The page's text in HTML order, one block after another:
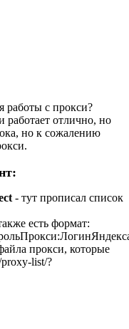
работы с прокси?
работает отлично, но
но к сожалению
- тут прописал список
есть формат:
прокси, которые
list/?